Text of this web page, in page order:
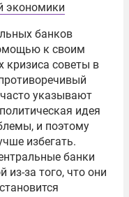
экономики
банков
к своим
кризиса советы в
указывают
идея
и поэтому
избегать.
банки
из-за того, что они